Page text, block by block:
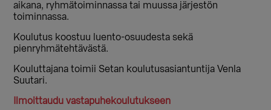
aikana, ryhmätoiminnassa tai muussa järjestön
toiminnassa.
Koulutus koostuu luento-osuudesta sekä
pienryhmätehtävästä.
Kouluttajana toimii Setan koulutusasiantuntija Venla
Suutari.
Ilmoittaudu vastapuhekoulutukseen